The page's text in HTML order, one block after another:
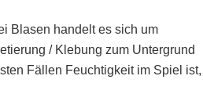
Blasen handelt es sich um
/ Klebung zum Untergrund
Fällen Feuchtigkeit im Spiel ist,